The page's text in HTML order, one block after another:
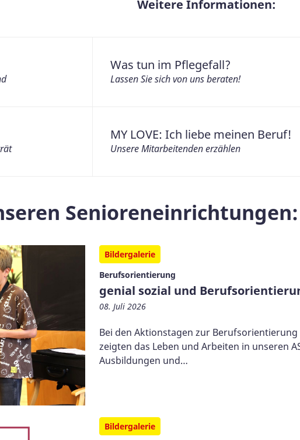
Weitere Informationen:
Was tun im Pflegefall?
Lassen Sie sich von uns beraten!
MY LOVE: Ich liebe meinen Beruf!
Unsere Mitarbeitenden erzählen
Senioreneinrichtungen:
Bildergalerie
Berufsorientierung
genial sozial und
08. Juli 2026
Bei den Aktionstagen zur
zeigten das Leben und Arbeiten in unseren
Ausbildungen und…
Bildergalerie